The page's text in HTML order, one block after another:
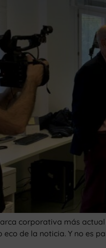
corporativa más
eco de la noticia. Y no es